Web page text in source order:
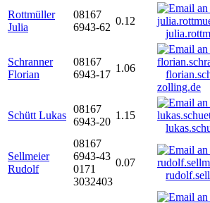
Rottmüller
Julia
08167
6943-62
0.12
Schranner
Florian
08167
6943-17
1.06
zolling.de
Schütt Lukas
08167
6943-20
1.15
Sellmeier
Rudolf
08167
6943-43
0171
3032403
0.07